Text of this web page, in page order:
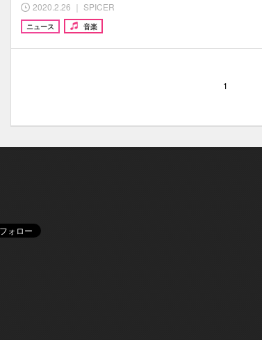
2020.2.26 ｜ SPICER
ニュース 音楽
1